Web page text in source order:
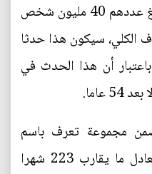
وبالنسبة لمعظم الأشخاص البالغ عددهم 40 مليون شخص
الكلي، سيكون هذا حدثا
أن هذا الحدث في
عاما.
مجموعة تعرف باسم
"دورة ساروس"، وهي فترة تعادل ما يقارب 223 شهرا